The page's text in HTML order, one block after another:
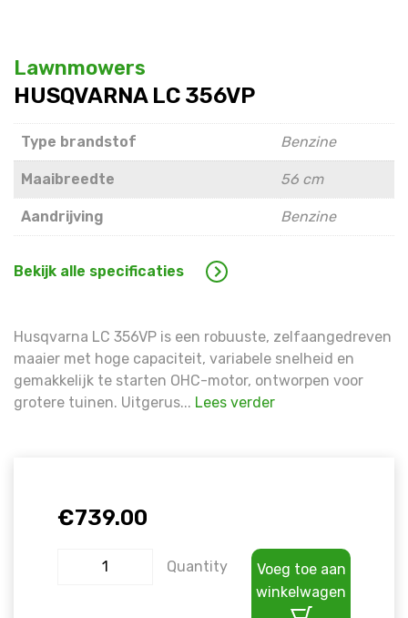
Lawnmowers
HUSQVARNA LC 356VP
Type brandstof Benzine
Maaibreedte 56 cm
Aandrijving Benzine
Bekijk alle specificaties
Husqvarna LC 356VP is een robuuste, zelfaangedreven
maaier met hoge capaciteit, variabele snelheid en
gemakkelijk te starten OHC-motor, ontworpen voor
grotere tuinen. Uitgerus... Lees verder
€739.00
Quantity
Voeg toe aan
winkelwagen